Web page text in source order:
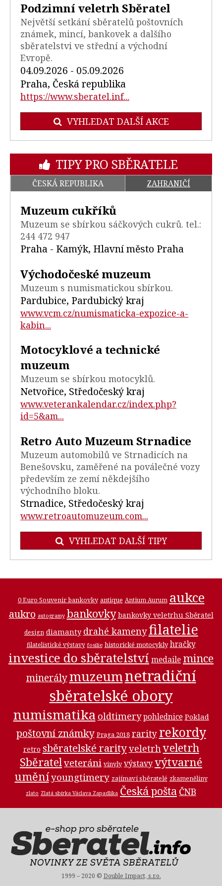
Podzimní veletrh Sběratel
Největší setkání sběratelů poštovních
známek, mincí, bankovek a dalšího
sběratelstvi ve střední a východní
Evropě.
04.09.2026 - 05.09.2026
Praha, Česká republika
https://www.sberatel.inf...
VYHLEDAT DALŠÍ AKCE
TIPY PRO SBĚRATELE
ČESKÁ REPUBLIKA ZAHRANIČÍ
Muzeum cukříků
Muzeum se sbírkou sáčkových cukrů. tel.:
244 472 947
Praha - Kamýk, Hlavní město Praha
Východočeské muzeum
Muzeum s numismatickou sbírkou.
Pardubice, Pardubický kraj
www.vcm.cz/numismaticka-expozice-a-
kabin...
Motocyklové a technické
muzeum
Muzeum se sbírkou motocyklů.
Netvořice, Středočeský kraj
www.veterankalendar.cz/index.php?
id=5&am...
Retro Auto Muzeum Strnadice
Muzeum automobilů ve Strnadicích na
Benešovsku, zaměřené na poválečné vozy
především ze zemí někdejšího
východního bloku.
Strnadice, Středočeský kraj
www.retroautomuzeum.com...
VYHLEDAT DALŠÍ TIPY
0 Euro Souvenir bankovky antique Antium Aurum aukce
aukro autogramy bankovky bankovky veletrhu Sběratel
design diamanty drahé kamenyfilatelie
filatelistické výstavy fosilie historické motocykly hračky
investice do sběratelství medaile mince
minerálymuzeumnetradiční
sběratelské obory
numismatika oldtimery pohlednice Poklad
poštovní známky Praga 2018 rarity rekordy
retro sběratelské rarityveletrhveletrh
Sběratelveteráni vinyly výstavyvýtvarné
uměníyoungtimery zajímaví sběratelé zkameněliny
zlato Zlatá sbírka Václava Zapadlíka Česká pošta ČNB
1999 – 2020 © Double Impact, s.r.o.